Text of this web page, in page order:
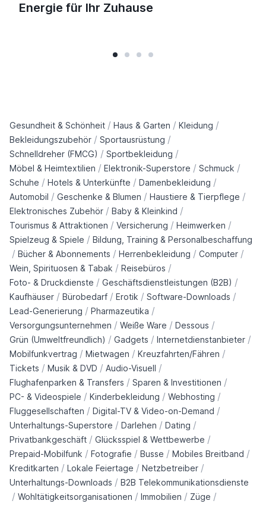
Energie für Ihr Zuhause
Gesundheit & Schönheit / Haus & Garten / Kleidung /
Bekleidungszubehör / Sportausrüstung /
Schnelldreher (FMCG) / Sportbekleidung /
Möbel & Heimtextilien / Elektronik-Superstore / Schmuck /
Schuhe / Hotels & Unterkünfte / Damenbekleidung /
Automobil / Geschenke & Blumen / Haustiere & Tierpflege /
Elektronisches Zubehör / Baby & Kleinkind /
Tourismus & Attraktionen / Versicherung / Heimwerken /
Spielzeug & Spiele / Bildung, Training & Personalbeschaffung
/ Bücher & Abonnements / Herrenbekleidung / Computer /
Wein, Spirituosen & Tabak / Reisebüros /
Foto- & Druckdienste / Geschäftsdienstleistungen (B2B) /
Kaufhäuser / Bürobedarf / Erotik / Software-Downloads /
Lead-Generierung / Pharmazeutika /
Versorgungsunternehmen / Weiße Ware / Dessous /
Grün (Umweltfreundlich) / Gadgets / Internetdienstanbieter /
Mobilfunkvertrag / Mietwagen / Kreuzfahrten/Fähren /
Tickets / Musik & DVD / Audio-Visuell /
Flughafenparken & Transfers / Sparen & Investitionen /
PC- & Videospiele / Kinderbekleidung / Webhosting /
Fluggesellschaften / Digital-TV & Video-on-Demand /
Unterhaltungs-Superstore / Darlehen / Dating /
Privatbankgeschäft / Glücksspiel & Wettbewerbe /
Prepaid-Mobilfunk / Fotografie / Busse / Mobiles Breitband /
Kreditkarten / Lokale Feiertage / Netzbetreiber /
Unterhaltungs-Downloads / B2B Telekommunikationsdienste
/ Wohltätigkeitsorganisationen / Immobilien / Züge /